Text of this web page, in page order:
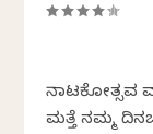
ನಾಟಕೋತ್ಸವ
ಮತ್ತೆ ನಮ್ಮ